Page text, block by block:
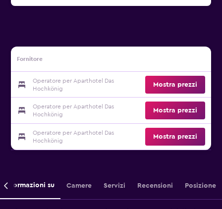
Fornitore
Operatore per Aparthotel Das
Hochkönig
Mostra prezzi
Operatore per Aparthotel Das
Hochkönig
Mostra prezzi
Operatore per Aparthotel Das
Hochkönig
Mostra prezzi
Informazioni su Camere Servizi Recensioni Posizione